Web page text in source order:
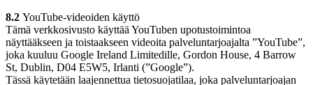
8.2 YouTube-videoiden käyttö
Tämä verkkosivusto käyttää YouTuben upotustoimintoa
näyttääkseen ja toistaakseen videoita palveluntarjoajalta ”YouTube”,
joka kuuluu Google Ireland Limitedille, Gordon House, 4 Barrow
St, Dublin, D04 E5W5, Irlanti (”Google”).
Tässä käytetään laajennettua tietosuojatilaa, joka palveluntarjoajan